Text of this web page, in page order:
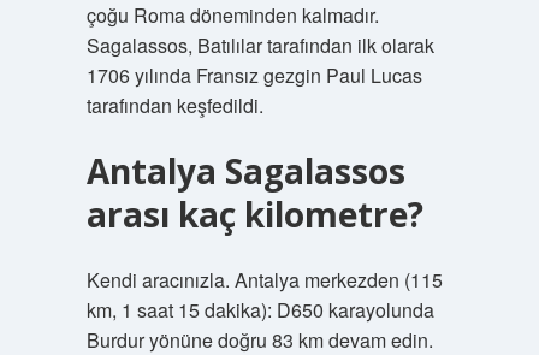
çoğu Roma döneminden kalmadır.
Sagalassos, Batılılar tarafından ilk olarak
1706 yılında Fransız gezgin Paul Lucas
tarafından keşfedildi.
Antalya Sagalassos
arası kaç kilometre?
Kendi aracınızla. Antalya merkezden (115
km, 1 saat 15 dakika): D650 karayolunda
Burdur yönüne doğru 83 km devam edin.